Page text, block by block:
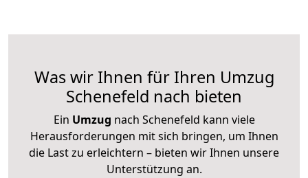
Was wir Ihnen für Ihren Umzug
Schenefeld nach bieten
Ein Umzug nach Schenefeld kann viele
Herausforderungen mit sich bringen, um Ihnen
die Last zu erleichtern – bieten wir Ihnen unsere
Unterstützung an.